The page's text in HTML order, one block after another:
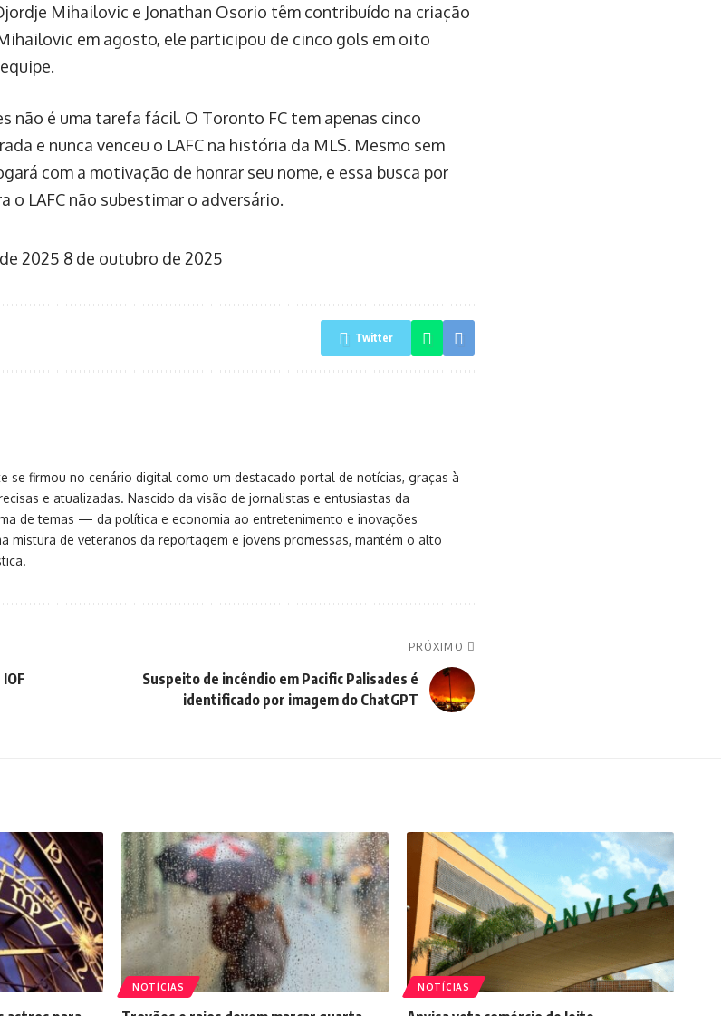
Mihailovic e Jonathan Osorio têm contribuído na criação
em agosto, ele participou de cinco gols em oito
não é uma tarefa fácil. O Toronto FC tem apenas cinco
e nunca venceu o LAFC na história da MLS. Mesmo sem
com a motivação de honrar seu nome, e essa busca por
o LAFC não subestimar o adversário.
2025 8 de outubro de 2025
Twitter
se firmou no cenário digital como um destacado portal de notícias, graças à
e atualizadas. Nascido da visão de jornalistas e entusiastas da
de temas — da política e economia ao entretenimento e inovações
mistura de veteranos da reportagem e jovens promessas, mantém o alto
PRÓXIMO
Suspeito de incêndio em Pacific Palisades é
identificado por imagem do ChatGPT
NOTÍCIAS NOTÍCIAS